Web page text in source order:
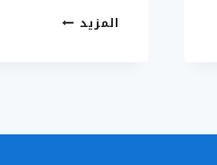
المزيد تركيب